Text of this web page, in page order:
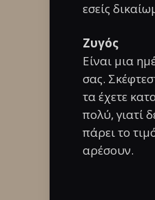
εσείς
Ζυγός
Είναι μια
σας.
τα έχετε
πολύ, γιατί
πάρει το
αρέσουν.